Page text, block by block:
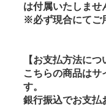
は付属いたしませ
※必ず現合にてご
【お支払方法につ
こちらの商品はサ
す。
銀行振込でお支払